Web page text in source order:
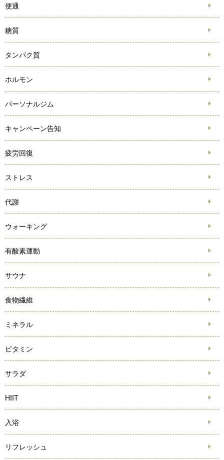
便通
糖質
タンパク質
ホルモン
パーソナルジム
キャンペーン告知
疲労回復
ストレス
代謝
ウォーキング
有酸素運動
サウナ
食物繊維
ミネラル
ビタミン
サラダ
HIIT
入浴
リフレッシュ